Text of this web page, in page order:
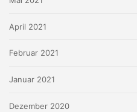
April 2021
Februar 2021
Januar 2021
Dezember 2020